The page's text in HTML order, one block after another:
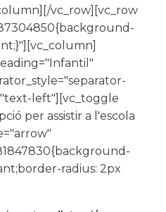
vc_row][vc_row
left"][vc_toggle
per assistir a l'escola
radius: 2px